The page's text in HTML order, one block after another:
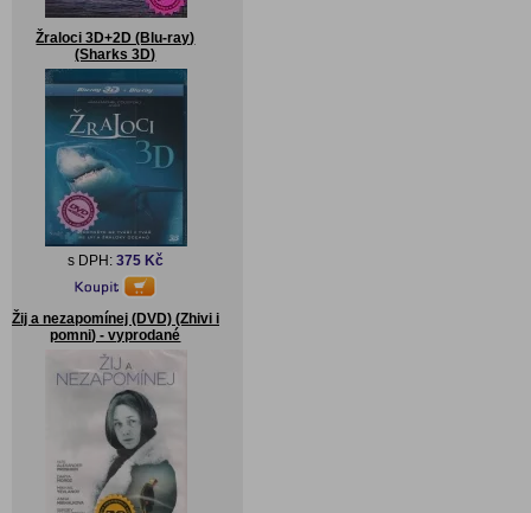
Žraloci 3D+2D (Blu-ray)
(Sharks 3D)
s DPH: 375 Kč
Žij a nezapomínej (DVD) (Zhivi i
pomni) - vyprodané